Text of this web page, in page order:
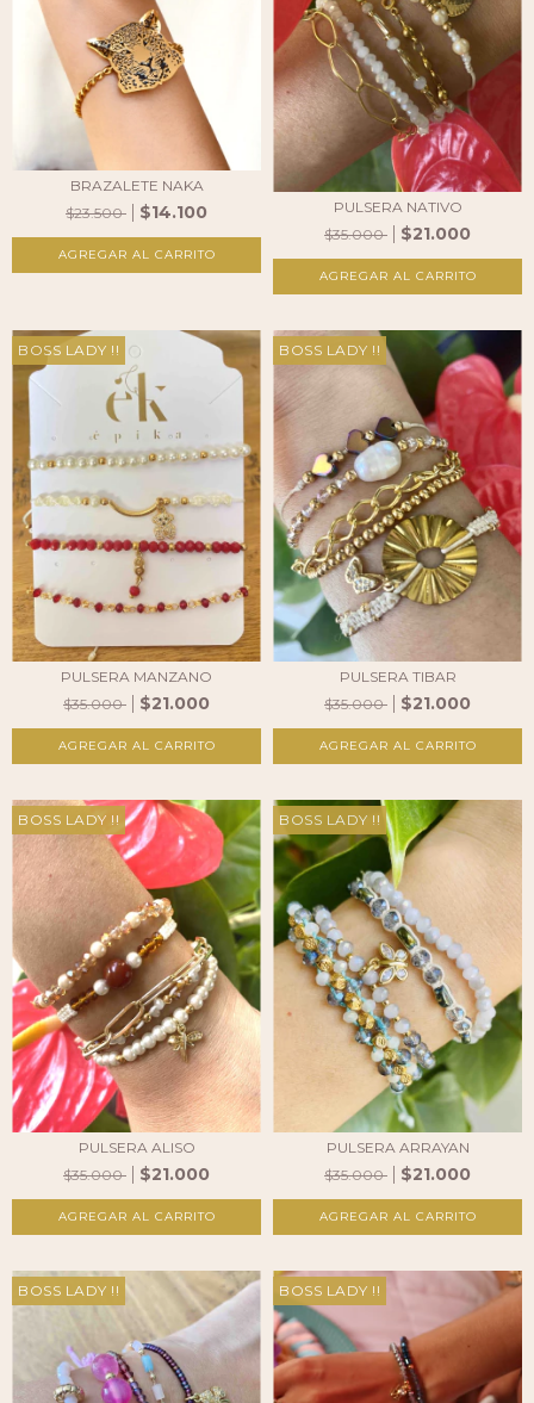
BRAZALETE NAKA
$23.500
$14.100
PULSERA NATIVO
$35.000
$21.000
BOSS LADY !!
PULSERA MANZANO
$35.000
$21.000
BOSS LADY !!
PULSERA TIBAR
$35.000
$21.000
BOSS LADY !!
PULSERA ALISO
$35.000
$21.000
BOSS LADY !!
PULSERA ARRAYAN
$35.000
$21.000
BOSS LADY !! BOSS LADY !!